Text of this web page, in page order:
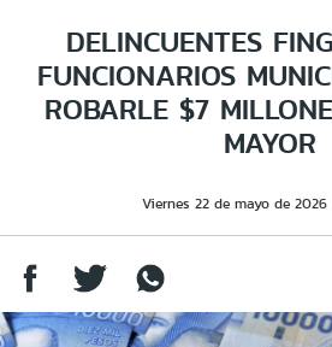
DELINCUENTES
FUNCIONARIOS
ROBARLE $7
MAYOR
Viernes 22 de mayo de 2026